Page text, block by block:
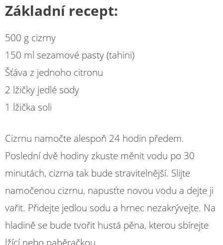
Základní recept:
500 g cizrny
150 ml sezamové pasty (tahini)
Šťáva z jednoho citronu
2 lžičky jedlé sody
1 lžička soli
Cizrnu namočte alespoň 24 hodin předem.
Poslední dvě hodiny zkuste měnit vodu po 30
minutách, cizrna tak bude stravitelnější. Slijte
namočenou cizrnu, napusťte novou vodu a dejte ji
vařit. Přidejte jedlou sodu a hrnec nezakrývejte. Na
hladině se bude tvořit hustá pěna, kterou sbírejte